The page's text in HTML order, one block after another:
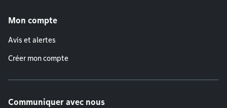
Mon compte
Avis et alertes
Créer mon compte
Communiquer avec nous